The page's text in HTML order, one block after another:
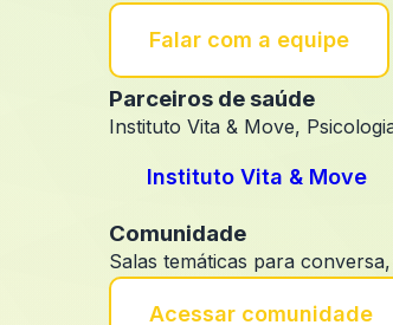
Falar com a equipe
Parceiros de saúde
Instituto Vita & Move,
Instituto Vita & Move
Comunidade
Salas temáticas para
Acessar comunidade